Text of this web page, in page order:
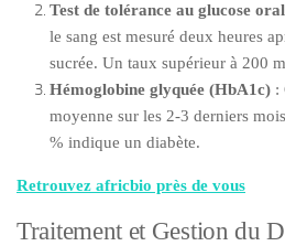
Test de tolérance au glucose oral
le sang est mesuré deux heures
sucrée. Un taux supérieur à 200
Hémoglobine glyquée (HbA1c) :
moyenne sur les 2-3 derniers
% indique un diabète.
Retrouvez africbio près de vous
Traitement et Gestion du